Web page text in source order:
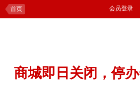
首页 会员登录
商城即日关闭，停办